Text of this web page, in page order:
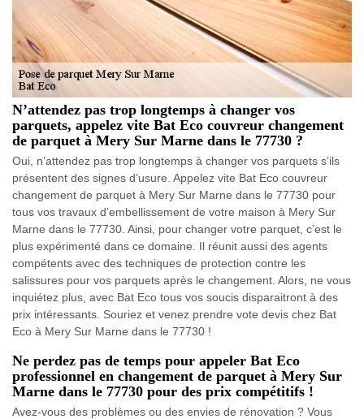
N’attendez pas trop longtemps à changer vos
parquets, appelez vite Bat Eco couvreur changement
de parquet à Mery Sur Marne dans le 77730 ?
Oui, n’attendez pas trop longtemps à changer vos parquets s’ils
présentent des signes d’usure. Appelez vite Bat Eco couvreur
changement de parquet à Mery Sur Marne dans le 77730 pour
tous vos travaux d’embellissement de votre maison à Mery Sur
Marne dans le 77730. Ainsi, pour changer votre parquet, c’est le
plus expérimenté dans ce domaine. Il réunit aussi des agents
compétents avec des techniques de protection contre les
salissures pour vos parquets après le changement. Alors, ne vous
inquiétez plus, avec Bat Eco tous vos soucis disparaitront à des
prix intéressants. Souriez et venez prendre vote devis chez Bat
Eco à Mery Sur Marne dans le 77730 !
Ne perdez pas de temps pour appeler Bat Eco
professionnel en changement de parquet à Mery Sur
Marne dans le 77730 pour des prix compétitifs !
Avez-vous des problèmes ou des envies de rénovation ? Vous